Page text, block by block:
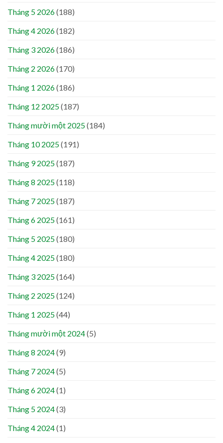
Tháng 5 2026(188)
Tháng 4 2026(182)
Tháng 3 2026(186)
Tháng 2 2026(170)
Tháng 1 2026(186)
Tháng 12 2025(187)
Tháng mười một 2025(184)
Tháng 10 2025(191)
Tháng 9 2025(187)
Tháng 8 2025(118)
Tháng 7 2025(187)
Tháng 6 2025(161)
Tháng 5 2025(180)
Tháng 4 2025(180)
Tháng 3 2025(164)
Tháng 2 2025(124)
Tháng 1 2025(44)
Tháng mười một 2024(5)
Tháng 8 2024(9)
Tháng 7 2024(5)
Tháng 6 2024(1)
Tháng 5 2024(3)
Tháng 4 2024(1)